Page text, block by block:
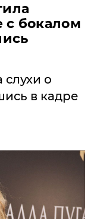
с бокалом
о
в кадре